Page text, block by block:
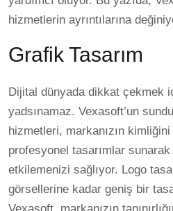
hizmetlerin ayrıntılarına
Grafik Tasarım
Dijital dünyada dikkat çekmek
yadsınamaz. Vexasoft’un
hizmetleri, markanızın
profesyonel tasarımlar
etkilemenizi sağlıyor. Logo
görsellerine kadar geniş bir